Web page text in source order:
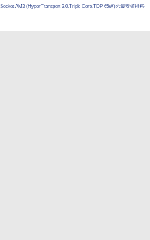
Socket AM3 (HyperTransport 3.0,Triple Core,TDP 65W)の最安値推移